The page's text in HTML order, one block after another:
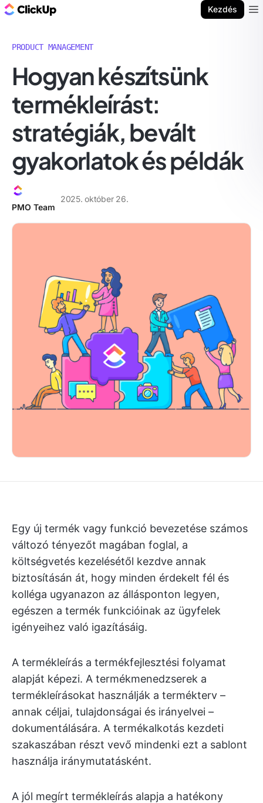
Kezdés
PRODUCT MANAGEMENT
Hogyan készítsünk
termékleírást:
stratégiák, bevált
gyakorlatok és példák
PMO Team
2025. október 26.
Egy új termék vagy funkció bevezetése számos
változó tényezőt magában foglal, a
költségvetés kezelésétől kezdve annak
biztosításán át, hogy minden érdekelt fél és
kolléga ugyanazon az állásponton legyen,
egészen a termék funkcióinak az ügyfelek
igényeihez való igazításáig.
A termékleírás a termékfejlesztési folyamat
alapját képezi. A termékmenedzserek a
termékleírásokat használják a termékterv –
annak céljai, tulajdonságai és irányelvei –
dokumentálására. A termékalkotás kezdeti
szakaszában részt vevő mindenki ezt a sablont
használja iránymutatásként.
A jól megírt termékleírás alapja a hatékony